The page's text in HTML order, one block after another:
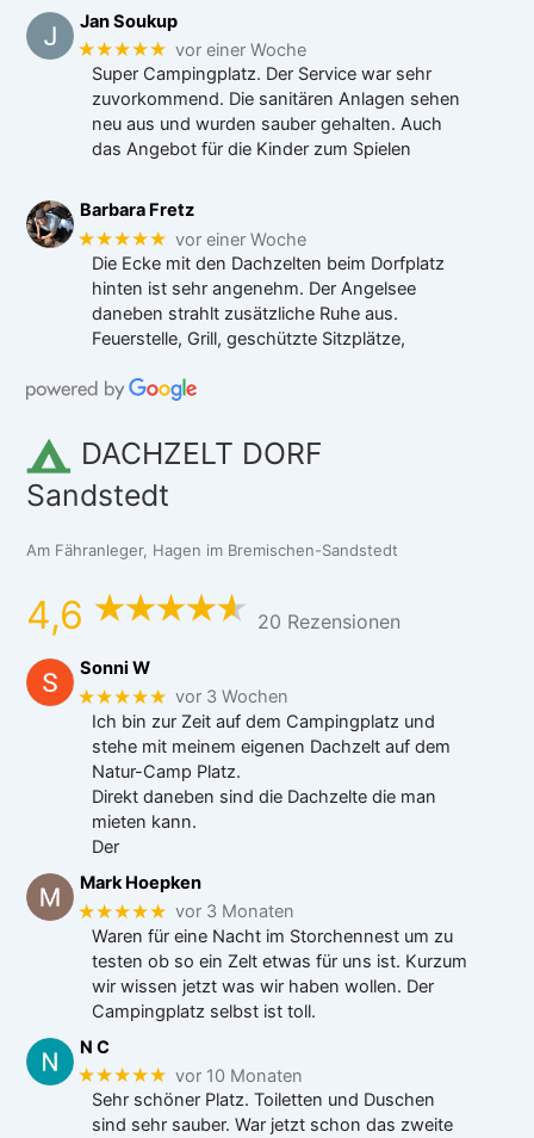
Jan Soukup
★★★★★ vor einer Woche
Super Campingplatz. Der Service war sehr
zuvorkommend. Die sanitären Anlagen sehen
neu aus und wurden sauber gehalten. Auch
das Angebot für die Kinder zum Spielen
Barbara Fretz
★★★★★ vor einer Woche
Die Ecke mit den Dachzelten beim Dorfplatz
hinten ist sehr angenehm. Der Angelsee
daneben strahlt zusätzliche Ruhe aus.
Feuerstelle, Grill, geschützte Sitzplätze,
DACHZELT DORF
Sandstedt
Am Fähranleger, Hagen im Bremischen-Sandstedt
4,6 20 Rezensionen
Sonni W
★★★★★ vor 3 Wochen
Ich bin zur Zeit auf dem Campingplatz und
stehe mit meinem eigenen Dachzelt auf dem
Natur-Camp Platz.
Direkt daneben sind die Dachzelte die man
mieten kann.
Der
Mark Hoepken
★★★★★ vor 3 Monaten
Waren für eine Nacht im Storchennest um zu
testen ob so ein Zelt etwas für uns ist. Kurzum
wir wissen jetzt was wir haben wollen. Der
Campingplatz selbst ist toll.
N C
★★★★★ vor 10 Monaten
Sehr schöner Platz. Toiletten und Duschen
sind sehr sauber. War jetzt schon das zweite